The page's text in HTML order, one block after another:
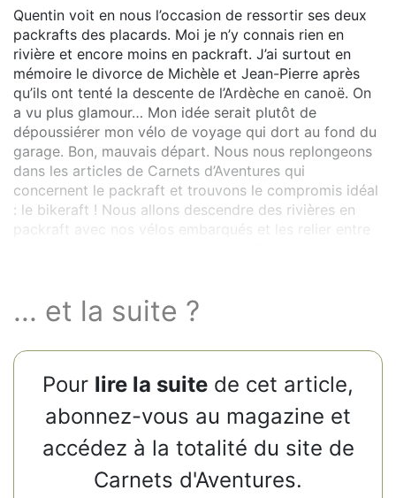
Quentin voit en nous l’occasion de ressortir ses deux
packrafts des placards. Moi je n’y connais rien en
rivière et encore moins en packraft. J’ai surtout en
mémoire le divorce de Michèle et Jean-Pierre après
qu’ils ont tenté la descente de l’Ardèche en canoë. On
a vu plus glamour… Mon idée serait plutôt de
dépoussiérer mon vélo de voyage qui dort au fond du
garage. Bon, mauvais départ. Nous nous replongeons
dans les articles de Carnets d’Aventures qui
concernent le packraft et trouvons le compromis idéal
: le bikeraft ! Nous allons descendre des rivières en
packraft avec nos vélos embarqués et les relier entre
... et la suite ?
Pour lire la suite de cet article,
abonnez-vous au magazine et
accédez à la totalité du site de
Carnets d'Aventures.